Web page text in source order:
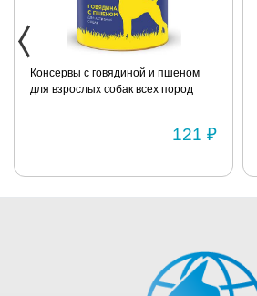
Консервы с говядиной и пшеном
для взрослых собак всех пород
121 ₽